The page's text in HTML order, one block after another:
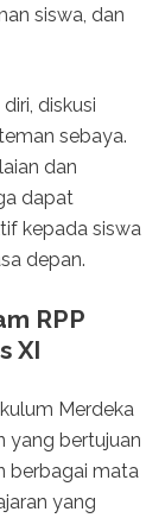
siswa, dan
diskusi
sebaya.
dan
dapat
kepada siswa
depan.
RPP
XI
Merdeka
yang bertujuan
berbagai mata
yang